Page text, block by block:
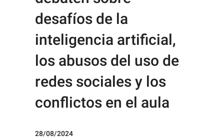
desafíos de la
inteligencia artificial,
los abusos del uso de
redes sociales y los
conflictos en el aula
28/08/2024